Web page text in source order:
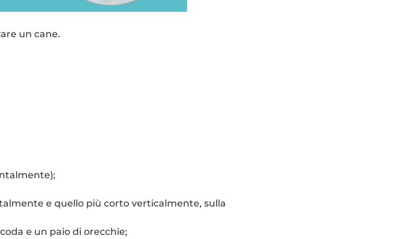
un cane.
e quello più corto verticalmente, sulla
e un paio di orecchie;